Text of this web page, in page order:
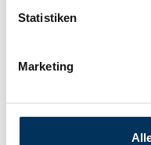
Statistiken
Marketing